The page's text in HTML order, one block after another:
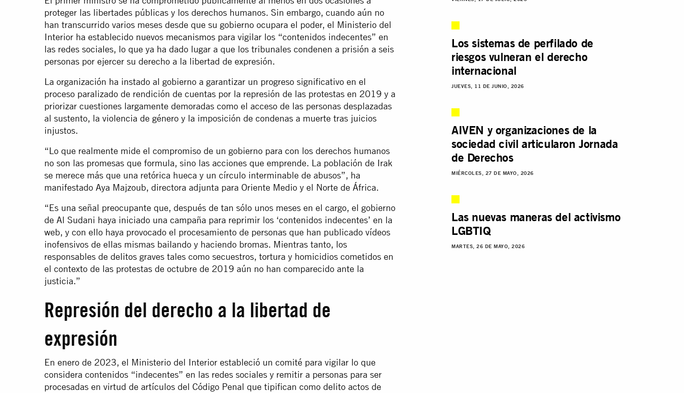
proteger las libertades públicas y los derechos humanos. Sin embargo, cuando aún no
han transcurrido varios meses desde que su gobierno ocupara el poder, el Ministerio del
Interior ha establecido nuevos mecanismos para vigilar los “contenidos indecentes” en
las redes sociales, lo que ya ha dado lugar a que los tribunales condenen a prisión a seis
personas por ejercer su derecho a la libertad de expresión.
La organización ha instado al gobierno a garantizar un progreso significativo en el
proceso paralizado de rendición de cuentas por la represión de las protestas en 2019 y a
priorizar cuestiones largamente demoradas como el acceso de las personas desplazadas
al sustento, la violencia de género y la imposición de condenas a muerte tras juicios
injustos.
“Lo que realmente mide el compromiso de un gobierno para con los derechos humanos
no son las promesas que formula, sino las acciones que emprende. La población de Irak
se merece más que una retórica hueca y un círculo interminable de abusos”, ha
manifestado Aya Majzoub, directora adjunta para Oriente Medio y el Norte de África.
“Es una señal preocupante que, después de tan sólo unos meses en el cargo, el gobierno
de Al Sudani haya iniciado una campaña para reprimir los ‘contenidos indecentes’ en la
web, y con ello haya provocado el procesamiento de personas que han publicado vídeos
inofensivos de ellas mismas bailando y haciendo bromas. Mientras tanto, los
responsables de delitos graves tales como secuestros, tortura y homicidios cometidos en
el contexto de las protestas de octubre de 2019 aún no han comparecido ante la
justicia.”
Represión del derecho a la libertad de
expresión
En enero de 2023, el Ministerio del Interior estableció un comité para vigilar lo que
considera contenidos “indecentes” en las redes sociales y remitir a personas para ser
procesadas en virtud de artículos del Código Penal que tipifican como delito actos de
Los sistemas de perfilado de
riesgos vulneran el derecho
internacional
JUEVES, 11 DE JUNIO, 2026
AIVEN y organizaciones de la
sociedad civil articularon Jornada
de Derechos
MIÉRCOLES, 27 DE MAYO, 2026
Las nuevas maneras del activismo
LGBTIQ
MARTES, 26 DE MAYO, 2026